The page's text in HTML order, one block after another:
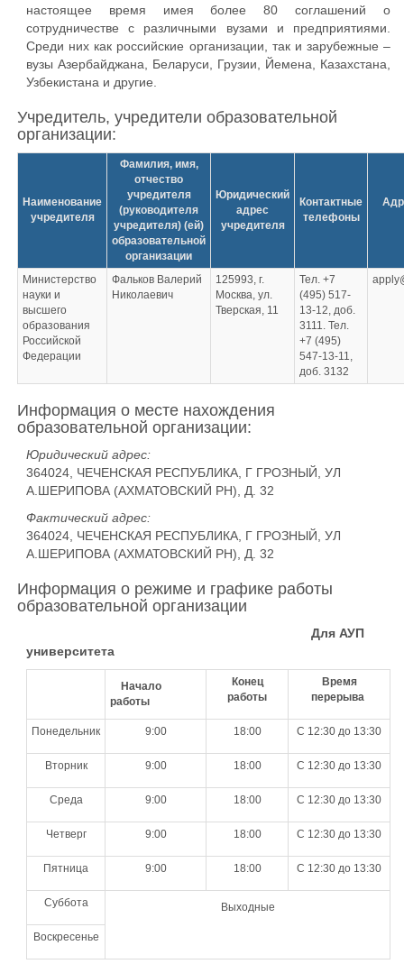
настоящее время имея более 80 соглашений о
сотрудничестве с различными вузами и предприятиями.
Среди них как российские организации, так и зарубежные –
вузы Азербайджана, Беларуси, Грузии, Йемена, Казахстана,
Узбекистана и другие.
Учредитель, учредители образовательной
организации:
Наименование
учредителя
Фамилия, имя,
отчество
учредителя
(руководителя
учредителя) (ей)
образовательной
организации
Юридический
адрес
учредителя
Контактные
телефоны
Министерство
науки и
высшего
образования
Российской
Федерации
Фальков Валерий
Николаевич
125993, г.
Москва, ул.
Тверская, 11
Тел. +7
(495) 517-
13-12, доб.
3111. Тел.
+7 (495)
547-13-11,
доб. 3132
Информация о месте нахождения
образовательной организации:
Юридический адрес:
364024, ЧЕЧЕНСКАЯ РЕСПУБЛИКА, Г ГРОЗНЫЙ, УЛ
А.ШЕРИПОВА (АХМАТОВСКИЙ РН), Д. 32
Фактический адрес:
364024, ЧЕЧЕНСКАЯ РЕСПУБЛИКА, Г ГРОЗНЫЙ, УЛ
А.ШЕРИПОВА (АХМАТОВСКИЙ РН), Д. 32
Информация о режиме и графике работы
образовательной организации
Для АУП
университета
Начало
работы
Конец
работы
Время
перерыва
Понедельник 9:00 18:00 С 12:30 до 13:30
Вторник 9:00 18:00 С 12:30 до 13:30
Среда 9:00 18:00 С 12:30 до 13:30
Четверг 9:00 18:00 С 12:30 до 13:30
Пятница 9:00 18:00 С 12:30 до 13:30
Суббота Выходные
Воскресенье